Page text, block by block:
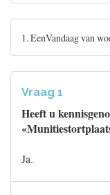
1. EenVandaag van
Vraag 1
Heeft u
Ja.